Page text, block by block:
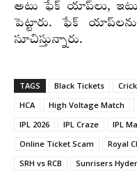
అటు ఫేక్‌ యాప్‌లు,
పెట్టారు. ఫేక్‌
సూచిస్తున్నారు.
TAGS Black Tickets
HCA
High Voltage Match
IPL 2026
IPL Craze IPL
Online Ticket Scam
Royal
SRH vs RCB
Sunrisers